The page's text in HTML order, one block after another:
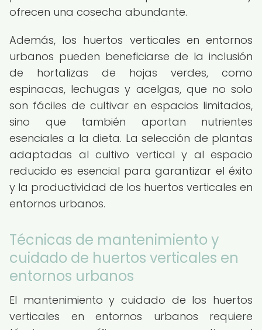
ofrecen una cosecha abundante.
Además, los huertos verticales en entornos
urbanos pueden beneficiarse de la inclusión
de hortalizas de hojas verdes, como
espinacas, lechugas y acelgas, que no solo
son fáciles de cultivar en espacios limitados,
sino que también aportan nutrientes
esenciales a la dieta. La selección de plantas
adaptadas al cultivo vertical y al espacio
reducido es esencial para garantizar el éxito
y la productividad de los huertos verticales en
entornos urbanos.
Técnicas de mantenimiento y
cuidado de huertos verticales en
entornos urbanos
El mantenimiento y cuidado de los huertos
verticales en entornos urbanos requiere